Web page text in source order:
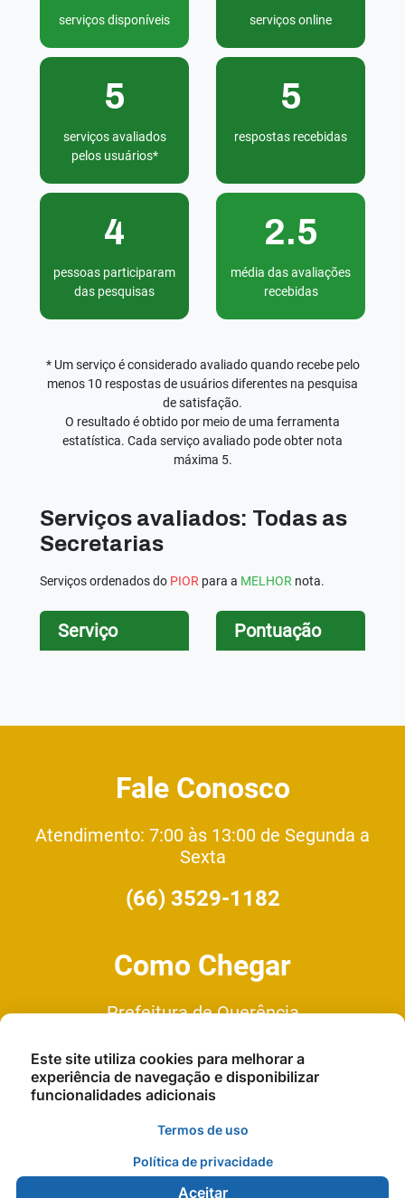
serviços disponíveis serviços online
5
serviços avaliados
pelos usuários*
5
respostas recebidas
4
pessoas participaram
das pesquisas
2.5
média das avaliações
recebidas
* Um serviço é considerado avaliado quando recebe pelo
menos 10 respostas de usuários diferentes na pesquisa
de satisfação.
O resultado é obtido por meio de uma ferramenta
estatística. Cada serviço avaliado pode obter nota
máxima 5.
Serviços avaliados: Todas as
Secretarias
Serviços ordenados do PIOR para a MELHOR nota.
Serviço Pontuação
Fale Conosco
Atendimento: 7:00 às 13:00 de Segunda a
Sexta
(66) 3529-1182
Como Chegar
Prefeitura de Querência
Av. Cuiaba - N°335 Quadra 1, Lote
9, Setor C
Este site utiliza cookies para melhorar a
experiência de navegação e disponibilizar
funcionalidades adicionais
Termos de uso
Política de privacidade
Aceitar